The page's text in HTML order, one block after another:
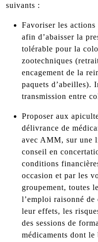
suivants :
Favoriser les
afin d’abaisser la
tolérable pour la
zootechniques
encagement de la
paquets d’abeilles).
transmission entre
Proposer aux
délivrance de
avec AMM, sur une
conseil en
conditions
occasion et par les
groupement, toutes
l’emploi raisonné de
leur effets, les
des sessions de
médicaments dont le